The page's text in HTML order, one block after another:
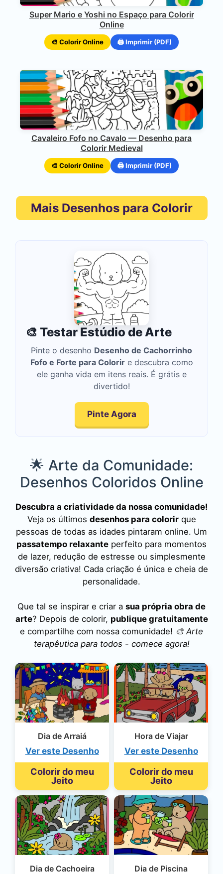
Super Mario e Yoshi no Espaço para Colorir
Online
🎨 Colorir Online 🖨️ Imprimir (PDF)
Cavaleiro Fofo no Cavalo — Desenho para
Colorir Medieval
🎨 Colorir Online 🖨️ Imprimir (PDF)
Mais Desenhos para Colorir
🎨 Testar Estúdio de Arte
Pinte o desenho Desenho de Cachorrinho
Fofo e Forte para Colorire descubra como
ele ganha vida em itens reais. É grátis e
divertido!
Pinte Agora
🌟 Arte da Comunidade:
Desenhos Coloridos Online
Descubra a criatividade da nossa comunidade!
Veja os últimos desenhos para colorirque
pessoas de todas as idades pintaram online. Um
passatempo relaxante perfeito para momentos
de lazer, redução de estresse ou simplesmente
diversão criativa! Cada criação é única e cheia de
personalidade.
Que tal se inspirar e criar a sua própria obra de
arte? Depois de colorir, publique gratuitamente
e compartilhe com nossa comunidade! 🎨 Arte
terapêutica para todos - comece agora!
Dia de Arraiá
Ver este Desenho
Colorir do meu
Jeito
Hora de Viajar
Ver este Desenho
Colorir do meu
Jeito
Dia de Cachoeira
Dia de Piscina